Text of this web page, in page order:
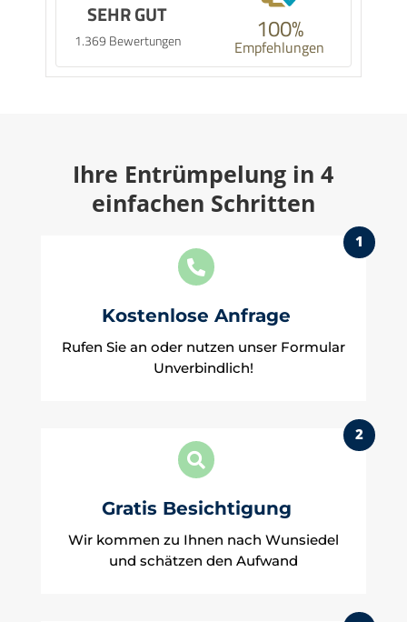
SEHR GUT
1.369 Bewertungen 100%
Empfehlungen
Ihre Entrümpelung in 4
einfachen Schritten

Kostenlose Anfrage
1
Rufen Sie an oder nutzen unser Formular
Unverbindlich!

Gratis Besichtigung
2
Wir kommen zu Ihnen nach Wunsiedel
und schätzen den Aufwand